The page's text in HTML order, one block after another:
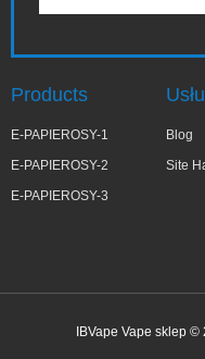
Products
E-PAPIEROSY-1
E-PAPIEROSY-2
E-PAPIEROSY-3
Blog
Site
IBVape Vape sklep